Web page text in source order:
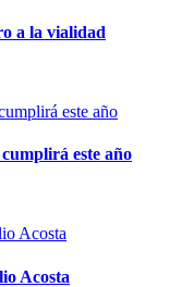
a la vialidad
este año
Acosta